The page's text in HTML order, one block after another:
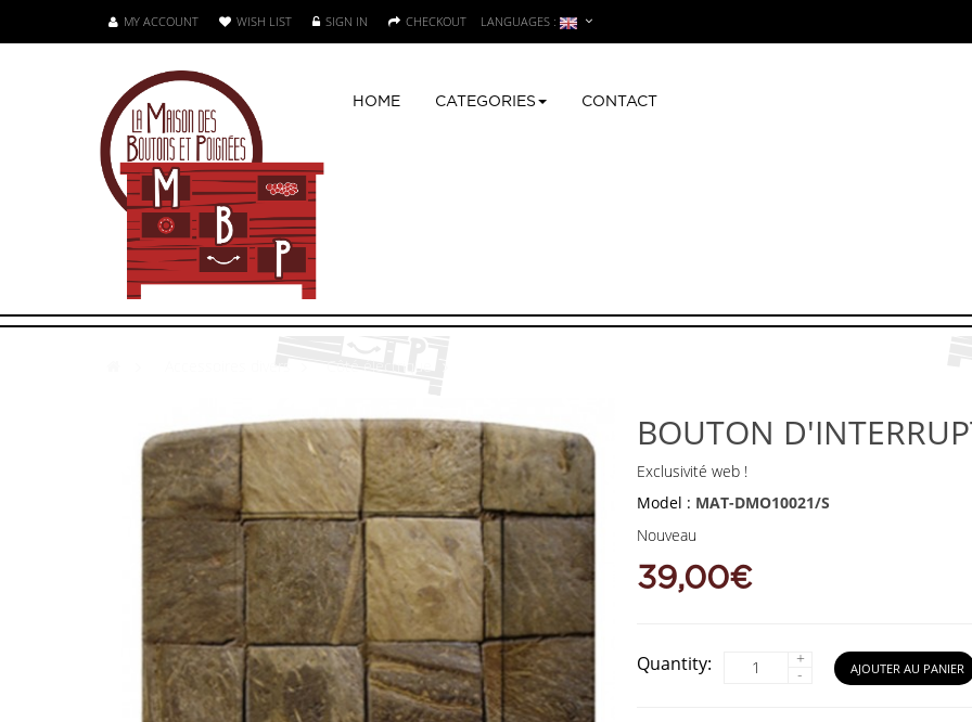
MY ACCOUNT WISH LIST SIGN IN CHECKOUT LANGUAGES :
HOME CATEGORIES CONTACT
BOUTON
Exclusivité web !
Model : MAT-DMO10021/S
Nouveau
39,00€
Quantity: +
- AJOUTER AU PANIER